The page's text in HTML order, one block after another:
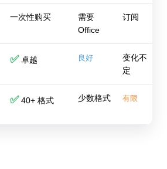
一次性购买
需要
Office
订阅
✅卓越 良好
变化不
定
✅40+ 格式 少数格式 有限